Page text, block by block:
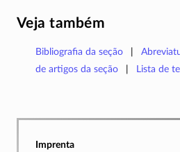
Veja também
Bibliografia da seção
de artigos da seção
Lista de
Imprenta